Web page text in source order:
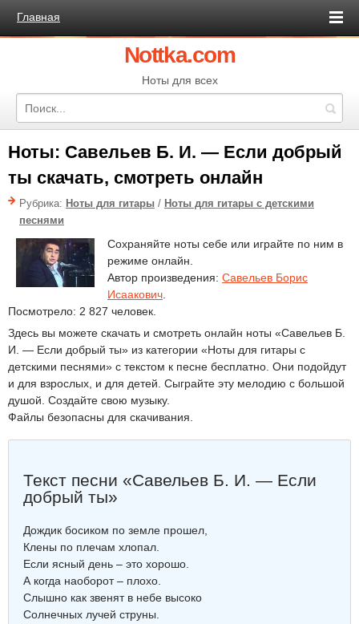
Главная
Nottka.com
Ноты для всех
Ноты: Савельев Б. И. — Если добрый
ты скачать, смотреть онлайн
Рубрика: Ноты для гитары / Ноты для гитары с детскими
песнями
Сохраняйте ноты себе или играйте по ним в
режиме онлайн.
Автор произведения: Савельев Борис
Исаакович
Посмотрело: 2 827 человек.
Здесь вы можете скачать и смотреть онлайн ноты «Савельев Б.
И. — Если добрый ты» из категории «Ноты для гитары с
детскими песнями» с текстом к песне бесплатно. Они подойдут
и для взрослых, и для детей. Сыграйте эту мелодию с большой
душой. Создайте свою музыку.
Файлы безопасны для скачивания.
Текст песни «Савельев Б. И. — Если
добрый ты»
Дождик босиком по земле прошел,
Клены по плечам хлопал.
Если ясный день – это хорошо.
А когда наоборот – плохо.
Слышно как звенят в небе высоко
Солнечных лучей струны.